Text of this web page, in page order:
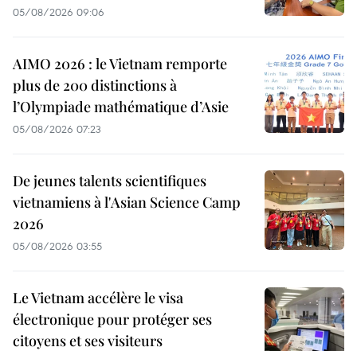
05/08/2026 09:06
AIMO 2026 : le Vietnam remporte
plus de 200 distinctions à
l’Olympiade mathématique d’Asie
05/08/2026 07:23
De jeunes talents scientifiques
vietnamiens à l'Asian Science Camp
2026
05/08/2026 03:55
Le Vietnam accélère le visa
électronique pour protéger ses
citoyens et ses visiteurs